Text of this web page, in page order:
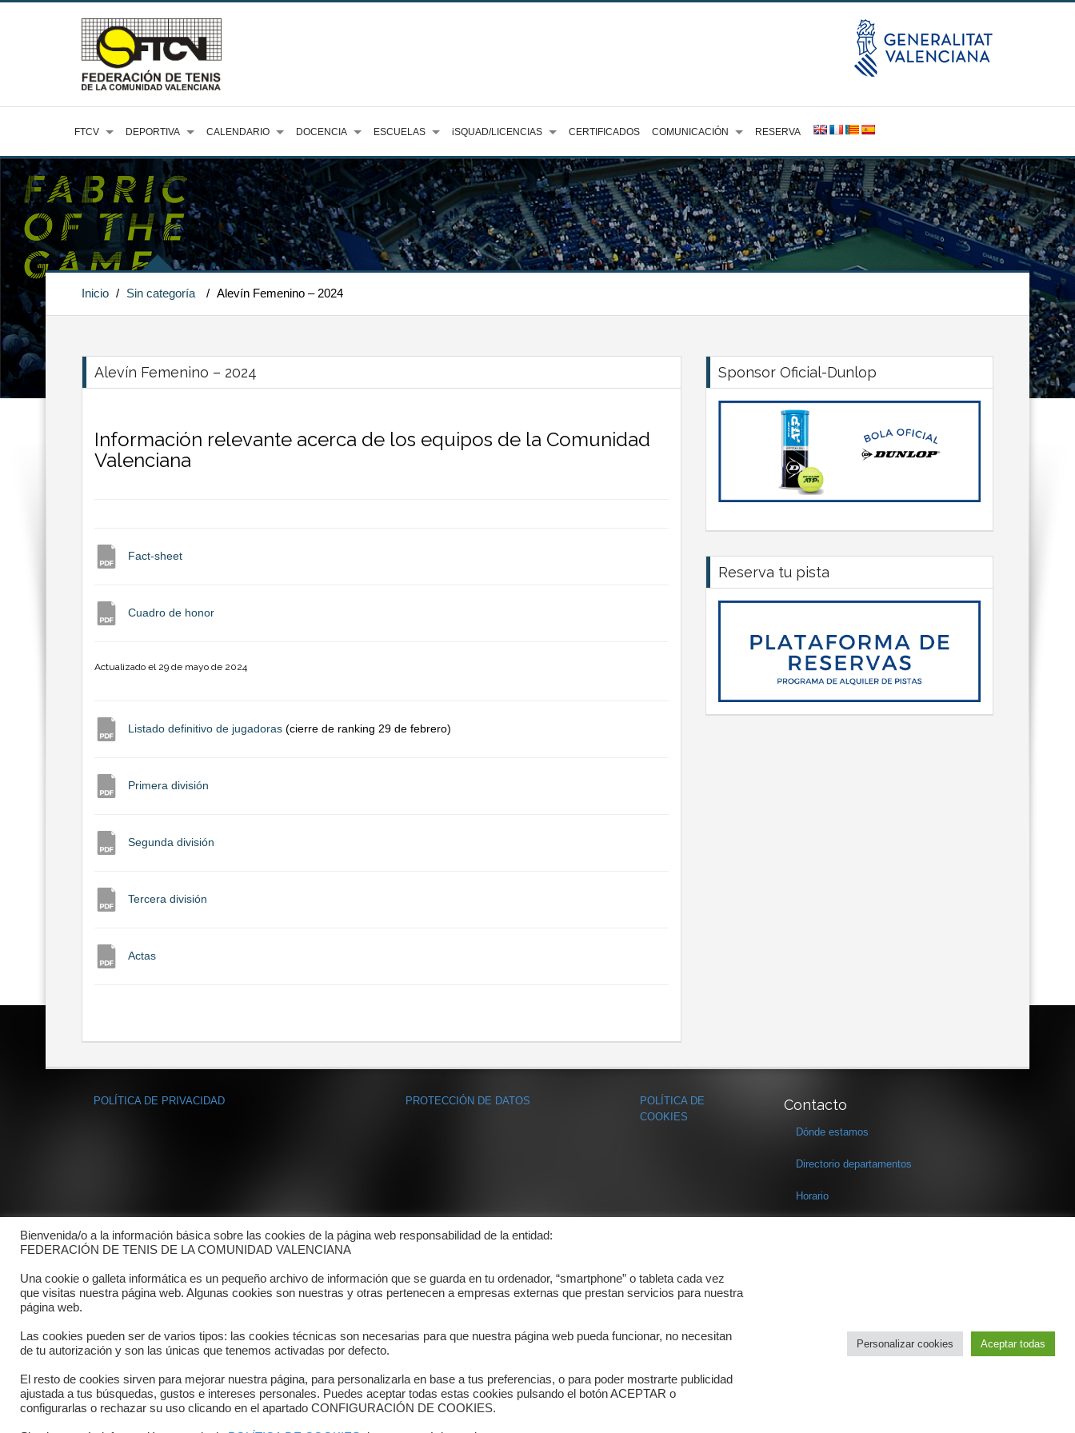
FTCV DEPORTIVA CALENDARIO DOCENCIA ESCUELAS iSQUAD/LICENCIAS CERTIFICADOS COMUNICACIÓN RESERVA
Inicio / Sin categoría / Alevín Femenino – 2024
Alevín Femenino – 2024
Información relevante acerca de los equipos de la Comunidad
Valenciana
Fact-sheet
Cuadro de honor
Actualizado el 29 de mayo de 2024
Listado definitivo de jugadoras (cierre de ranking 29 de febrero)
Primera división
Segunda división
Tercera división
Actas
Sponsor Oficial-Dunlop
Reserva tu pista
POLÍTICA DE PRIVACIDAD PROTECCIÓN DE DATOS
POLÍTICA DE
COOKIES
Contacto
Dónde estamos
Directorio departamentos
Horario
Copyright © 2025 FTCV
Bienvenida/o a la información básica sobre las cookies de la página web responsabilidad de la entidad:
FEDERACIÓN DE TENIS DE LA COMUNIDAD VALENCIANA
Una cookie o galleta informática es un pequeño archivo de información que se guarda en tu ordenador, “smartphone” o tableta cada vez
que visitas nuestra página web. Algunas cookies son nuestras y otras pertenecen a empresas externas que prestan servicios para nuestra
página web.
Las cookies pueden ser de varios tipos: las cookies técnicas son necesarias para que nuestra página web pueda funcionar, no necesitan
de tu autorización y son las únicas que tenemos activadas por defecto.
El resto de cookies sirven para mejorar nuestra página, para personalizarla en base a tus preferencias, o para poder mostrarte publicidad
ajustada a tus búsquedas, gustos e intereses personales. Puedes aceptar todas estas cookies pulsando el botón ACEPTAR o
configurarlas o rechazar su uso clicando en el apartado CONFIGURACIÓN DE COOKIES.
Personalizar cookies Aceptar todas